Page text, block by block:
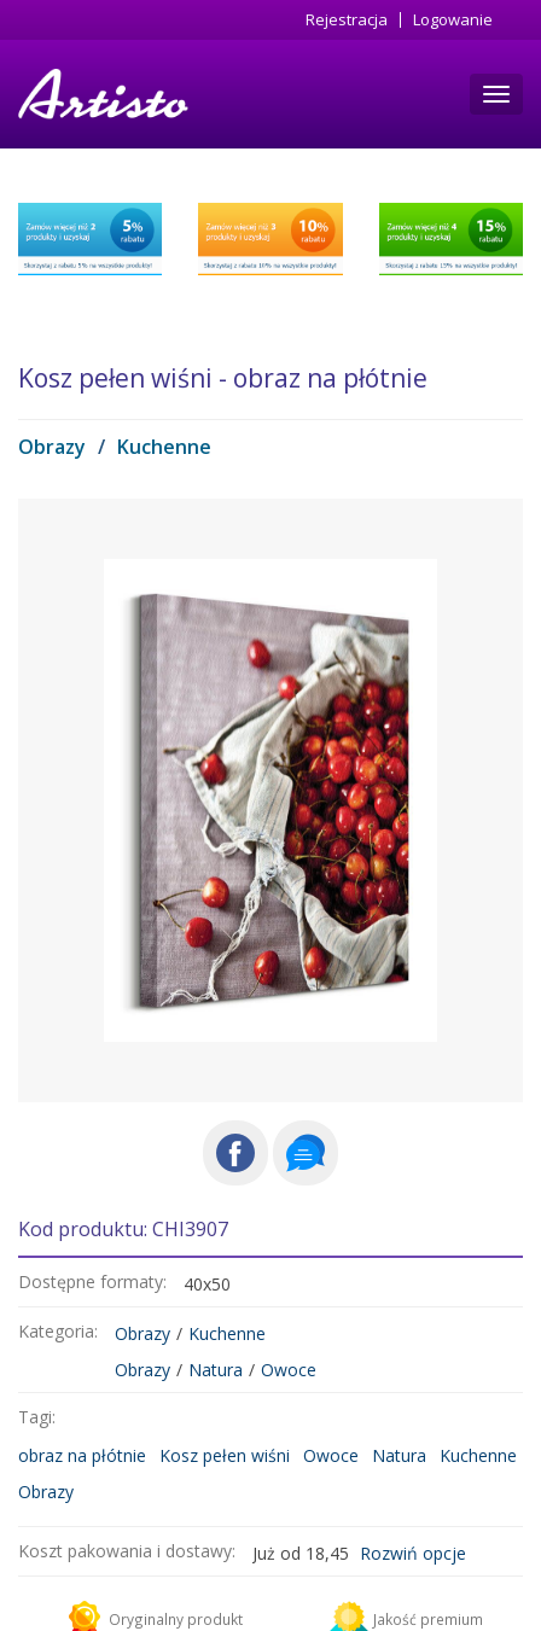
do
Rejestracja Logowanie
Kosz pełen wiśni - obraz na płótnie
Obrazy / Kuchenne
Kod produktu: CHI3907
Dostępne formaty: 40x50
Kategoria: Obrazy / Kuchenne
Obrazy / Natura / Owoce
Tagi:
obraz na płótnie
Kosz pełen wiśni Owoce Natura
Kuchenne
Obrazy
Koszt pakowania i dostawy: Już od 18,45 Rozwiń opcje
Kurier DHL
Oryginalny produkt Jakość premium